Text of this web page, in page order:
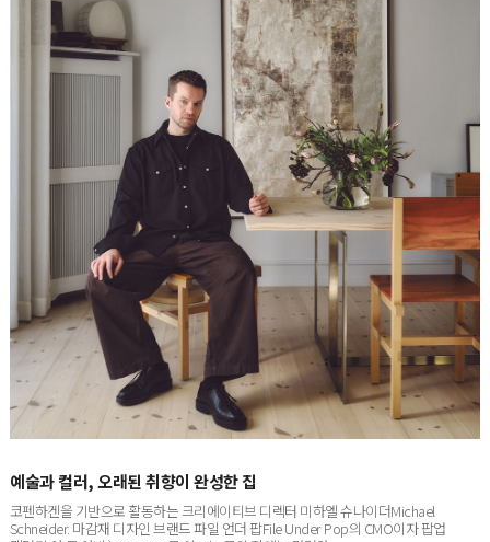
코펜하겐을 기반으로 활동하는 크리에이티브 디렉터 미하엘 슈나이더Michael
Schneider. 마감재 디자인 브랜드 파일 언더 팝File Under Pop의 CMO이자 팝업
갤러리 아 몽 아비à mon avis를 이끄는 그의 집에는 컬러와 ...